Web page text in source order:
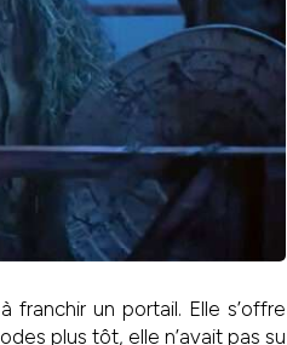
franchir un portail. Elle s’offre
plus tôt, elle n’avait pas su